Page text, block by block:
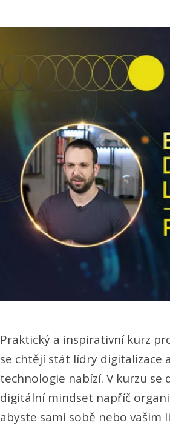
Praktický a inspirativní kurz
se chtějí stát lídry digitalizace
technologie nabízí. V kurzu
digitální mindset napříč
abyste sami sobě nebo